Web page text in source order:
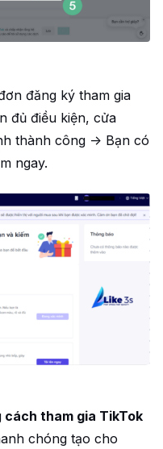
đăng ký tham gia
đủ điều kiện, cửa
thành công -> Bạn có
ngay.
cách tham gia TikTok
chóng tạo cho